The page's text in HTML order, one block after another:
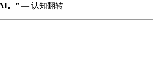
。” — 认知翻转